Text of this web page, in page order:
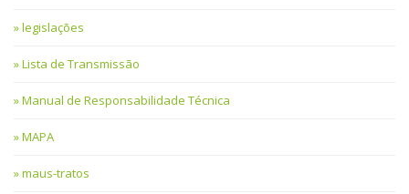
legislações
Lista de Transmissão
Manual de Responsabilidade Técnica
MAPA
maus-tratos